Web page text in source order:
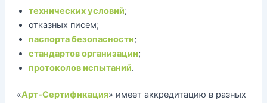
технических условий;
отказных писем;
паспорта безопасности;
стандартов организации;
протоколов испытаний.
«Арт-Сертификация» имеет аккредитацию в разных